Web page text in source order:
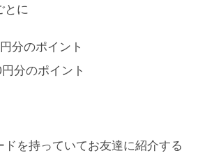
とに
分のポイント
分のポイント
ドを持っていてお友達に紹介する